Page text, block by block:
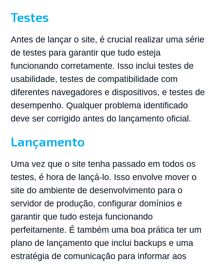
Testes
Antes de lançar o site, é crucial realizar uma série
de testes para garantir que tudo esteja
funcionando corretamente. Isso inclui testes de
usabilidade, testes de compatibilidade com
diferentes navegadores e dispositivos, e testes de
desempenho. Qualquer problema identificado
deve ser corrigido antes do lançamento oficial.
Lançamento
Uma vez que o site tenha passado em todos os
testes, é hora de lançá-lo. Isso envolve mover o
site do ambiente de desenvolvimento para o
servidor de produção, configurar domínios e
garantir que tudo esteja funcionando
perfeitamente. É também uma boa prática ter um
plano de lançamento que inclui backups e uma
estratégia de comunicação para informar aos